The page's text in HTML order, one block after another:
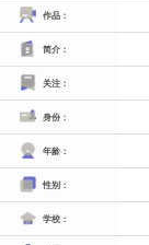
作品：
简介：
关注：
身份：
年龄：
性别：
学校：